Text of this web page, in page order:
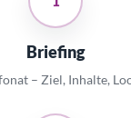
Briefing
– Ziel, Inhalte,